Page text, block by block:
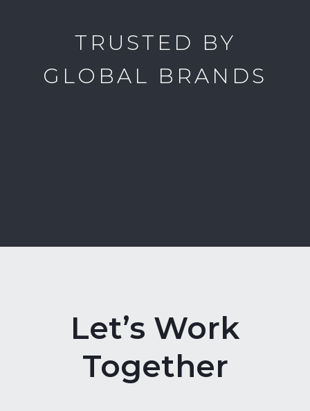
TRUSTED BY
GLOBAL BRANDS
Let’s Work
Together